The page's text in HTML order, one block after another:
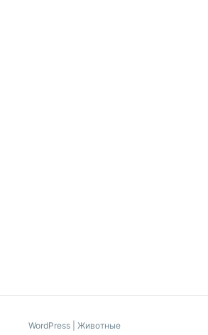
WordPress Животные